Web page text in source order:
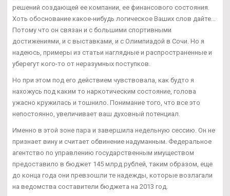
решений создающей ее компании, ее финансового состояния.
Хоть обоснование какое-нибудь логическое Ваших слов дайте...
Потому что он связан и с большими спортивными
достижениями, и с выставками, и с Олимпиадой в Сочи. Но я
надеюсь, примеры из статьи наглядные и распространенные и
уберегут кого-то от неразумных поступков.
Но при этом под его действием чувствовала, как будто я
нахожусь под каким то наркотическим состояние, голова
ужасно кружилась и тошнило. Понимание того, что все это
непостоянно, увеличивает ваш духовный потенциал.
Именно в этой зоне пара и завершила недельную сессию. Он не
признает вину и считает обвинение надуманным. Федеральное
агентство по управлению государственным имуществом
предоставило в бюджет 145 млрд рублей, таким образом, еще
до конца года они превзошли те надежды, которые возлагали
на ведомства составители бюджета на 2013 год.